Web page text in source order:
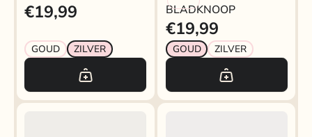
€19,99
GOUD ZILVER
BLADKNOOP
€19,99
GOUD ZILVER